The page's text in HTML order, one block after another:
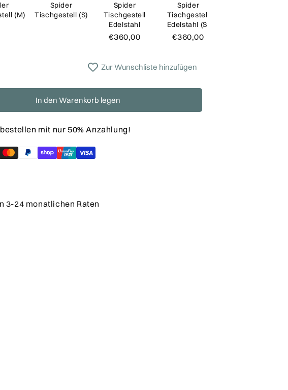
(M)
Spider
Tischgestell (S)
Spider
Tischgestell
Edelstahl
€360,00
Spider
Tischgestell
Edelstahl (S)
€360,00
In den Warenkorb legen
Zur Wunschliste hinzufügen
mit nur 50% Anzahlung!
3-24 monatlichen Raten